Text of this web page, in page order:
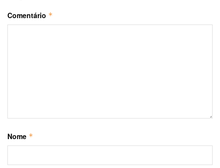
Comentário *
Nome *